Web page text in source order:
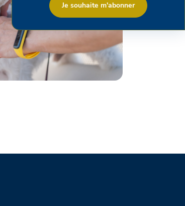
Je souhaite m'abonner